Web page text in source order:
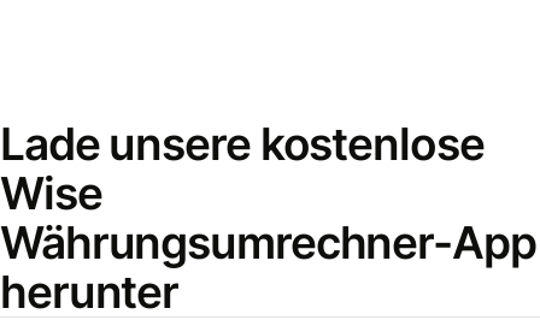
Lade unsere kostenlose
Wise
Währungsumrechner-App
herunter